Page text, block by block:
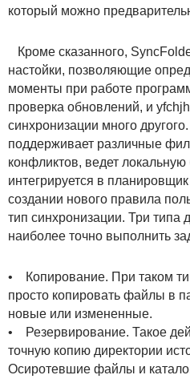
который можно
Кроме сказанного,
настойки, позволяющие
моменты при работе
проверка обновлений, и
синхронизации много
поддерживает различные
конфликтов, ведет локальную
интегрируется в
создании нового правила
тип синхронизации. Три типа
наиболее точно выполнить
• Копирование. При таком
просто копировать файлы в
новые или измененные.
• Резервирование. Такое
точную копию директории
Осиротевшие файлы и